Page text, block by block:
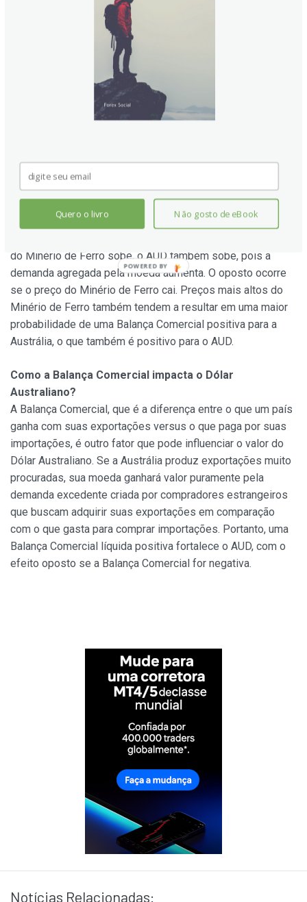
serviços da Austrália, aumentando a demanda pelo AUD e
elevando seu valor. O oposto ocorre quando a economia
chinesa não está crescendo tão rápido quanto o esperado.
Surpresas positivas ou negativas nos dados de
crescimento da China, portanto, muitas vezes têm um
impacto direto no Dólar Australiano e seus pares.
O Minério de Ferro é a maior exportação da Austrália,
respondendo por US$ 118 bilhões por ano, de acordo com
dados de 2021, com a China como seu principal destino. O
preço do Minério de Ferro, portanto, pode ser um
do Minério de Ferro sobe, o AUD também sobe, pois a
demanda agregada pela moeda aumenta. O oposto ocorre
se o preço do Minério de Ferro cai. Preços mais altos do
Minério de Ferro também tendem a resultar em uma maior
probabilidade de uma Balança Comercial positiva para a
Austrália, o que também é positivo para o AUD.
Como a Balança Comercial impacta o Dólar
Australiano?
A Balança Comercial, que é a diferença entre o que um país
ganha com suas exportações versus o que paga por suas
importações, é outro fator que pode influenciar o valor do
Dólar Australiano. Se a Austrália produz exportações muito
procuradas, sua moeda ganhará valor puramente pela
demanda excedente criada por compradores estrangeiros
que buscam adquirir suas exportações em comparação
com o que gasta para comprar importações. Portanto, uma
Balança Comercial líquida positiva fortalece o AUD, com o
efeito oposto se a Balança Comercial for negativa.
Notícias Relacionadas:
Quero o livro Não gosto de eBook